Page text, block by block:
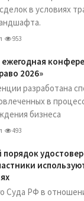
в условиях
953
ежегодная
2026»
разработана
в
бизнеса
493
порядок
Суда РФ в